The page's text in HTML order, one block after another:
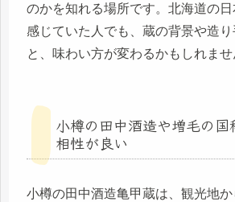
のかを知れる場所です。北海道の
感じていた人でも、蔵の背景や造
と、味わい方が変わるかもしれませ
小樽の田中酒造や増毛の国
相性が良い
小樽の田中酒造亀甲蔵は、観光地